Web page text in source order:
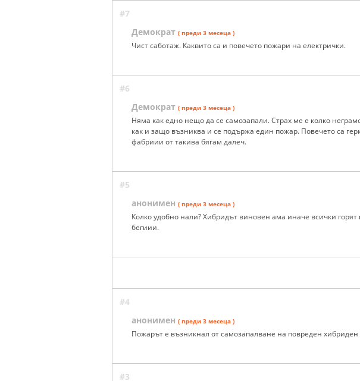
#7
Демократ ( преди 3 месеца )
Чист саботаж. Каквито са и повечето пожари на електрички.
#6
Демократ ( преди 3 месеца )
Няма как едно нещо да се самозапали. Страх ме е колко
как и защо възниква и се подържа един пожар. Повечето са
фабриии от такива бягам далеч.
#5
анонимен ( преди 3 месеца )
Колко удобно нали? Хибридът виновен ама иначе всички горят
бегиии.
#4
анонимен ( преди 3 месеца )
Пожарът е възникнал от самозапалване на повреден
#3